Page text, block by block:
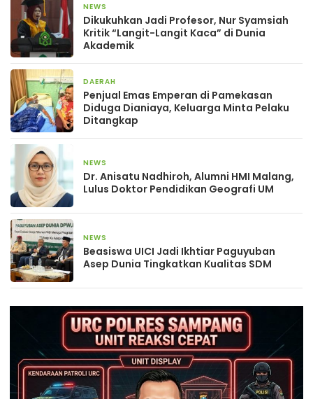
NEWS
Dikukuhkan Jadi Profesor, Nur Syamsiah
Kritik “Langit-Langit Kaca” di Dunia
Akademik
DAERAH
Penjual Emas Emperan di Pamekasan
Diduga Dianiaya, Keluarga Minta Pelaku
Ditangkap
NEWS
Dr. Anisatu Nadhiroh, Alumni HMI Malang,
Lulus Doktor Pendidikan Geografi UM
NEWS
Beasiswa UICI Jadi Ikhtiar Paguyuban
Asep Dunia Tingkatkan Kualitas SDM